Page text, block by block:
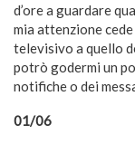
d’ore a guardare
mia attenzione
televisivo a quello
potrò godermi un
notifiche o dei
01/06